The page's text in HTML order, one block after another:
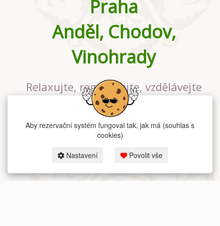
Praha
Anděl, Chodov,
Vinohrady
Relaxujte, regenerujte, vzdělávejte
se v největším jógovém studiu v
Praze
Aby rezervační systém fungoval tak, jak má (souhlas s
cookies)
Nastavení Povolit vše